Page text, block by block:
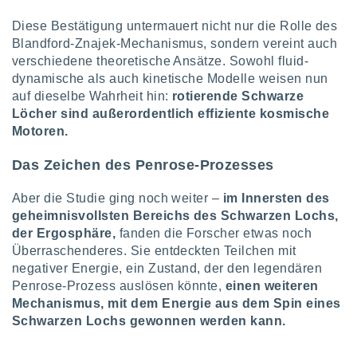
Diese Bestätigung untermauert nicht nur die Rolle des
Blandford-Znajek-Mechanismus, sondern vereint auch
verschiedene theoretische Ansätze. Sowohl fluid-
dynamische als auch kinetische Modelle weisen nun
auf dieselbe Wahrheit hin: rotierende Schwarze
Löcher sind außerordentlich effiziente kosmische
Motoren.
Das Zeichen des Penrose-Prozesses
Aber die Studie ging noch weiter – im Innersten des
geheimnisvollsten Bereichs des Schwarzen Lochs,
der Ergosphäre, fanden die Forscher etwas noch
Überraschenderes. Sie entdeckten Teilchen mit
negativer Energie, ein Zustand, der den legendären
Penrose-Prozess auslösen könnte, einen weiteren
Mechanismus, mit dem Energie aus dem Spin eines
Schwarzen Lochs gewonnen werden kann.